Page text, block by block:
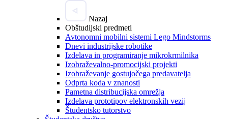
Nazaj
Obštudijski predmeti
Avtonomni mobilni sistemi Lego Mindstorms
Dnevi industrijske robotike
Izdelava in programiranje mikrokrmilnika
Izobraževalno-promocijski projekti
Izobraževanje gostujočega predavatelja
Odprta koda v znanosti
Pametna distribucijska omrežja
Izdelava prototipov elektronskih vezij
Študentsko tutorstvo